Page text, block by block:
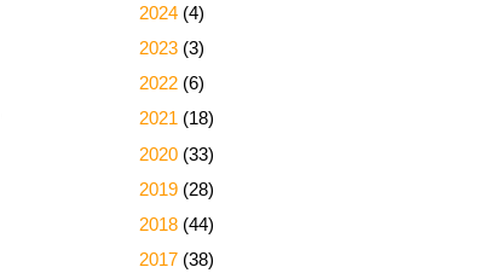
2024 (4)
2023 (3)
2022 (6)
2021 (18)
2020 (33)
2019 (28)
2018 (44)
2017 (38)